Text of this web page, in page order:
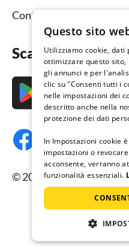
Contatto
Scarica subito
© 2026 Resido.it, tutti i
Questo sito
Utilizziamo cookie, dati
ottimizzare questo
gli annunci e per
clic su "Consenti tutti i
nelle impostazioni dei
descritto anche nella
protezione dei dati
In Impostazioni cookie
impostazioni o
acconsente, verranno
funzionalità essenziali.